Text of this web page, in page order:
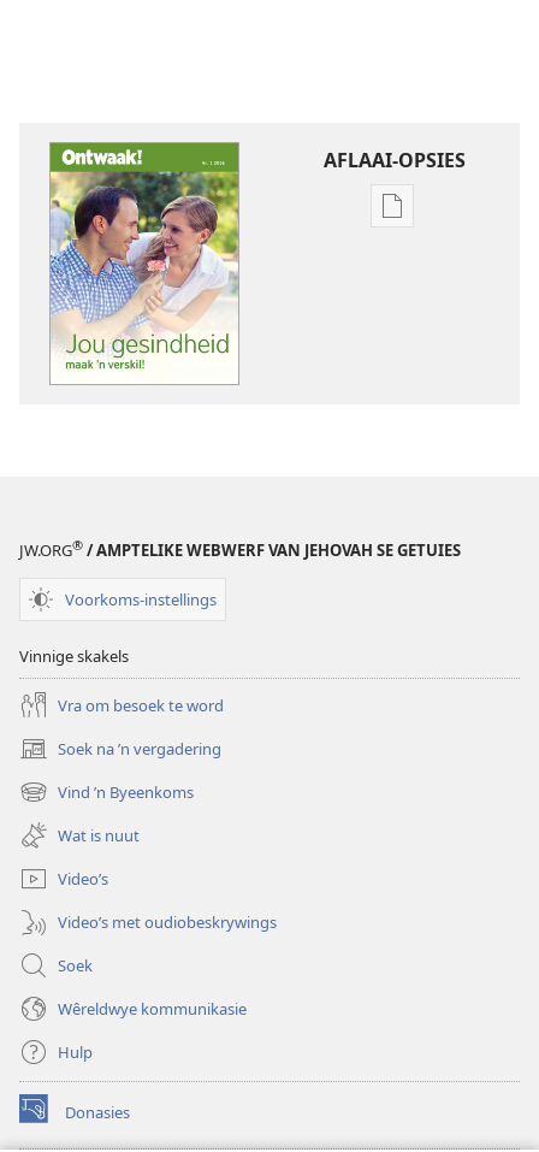
AFLAAI-OPSIES
Aflaai-
JW.ORG® / AMPTELIKE WEBWERF VAN JEHOVAH SE GETUIES
Voorkoms-instellings
Vinnige skakels
Vra om besoek te word
Soek na ’n vergadering
(maak
nuwe
venster
oop)
Vind ’n Byeenkoms
(maak
nuwe
venster
oop)
Wat is nuut
Video’s
Video’s met oudiobeskrywings
Soek
Wêreldwye kommunikasie
Hulp
Donasies
(maak
nuwe